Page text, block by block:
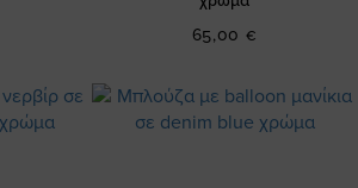
65,00 €